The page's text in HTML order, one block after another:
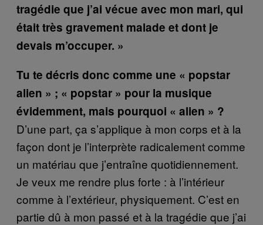
tragédie que j’ai vécue avec mon mari, qui
était très gravement malade et dont je
devais m’occuper. »
Tu te décris donc comme une « popstar
alien » ; « popstar » pour la musique
évidemment, mais pourquoi « alien » ?
D’une part, ça s’applique à mon corps et à la
façon dont je l’interprète radicalement comme
un matériau que j’entraîne quotidiennement.
Je veux me rendre plus forte : à l’intérieur
comme à l’extérieur, physiquement. C’est en
partie dû à mon passé et à la tragédie que j’ai